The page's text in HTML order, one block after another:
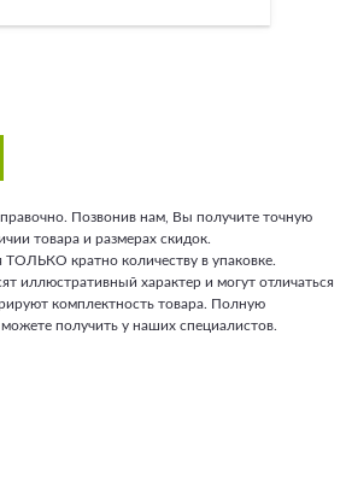
Позвонив нам, Вы получите точную
товара и размерах скидок.
кратно количеству в упаковке.
иллюстративный характер и могут отличаться
комплектность товара. Полную
получить у наших специалистов.